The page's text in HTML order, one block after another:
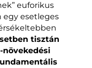
euforikus
egy esetleges
tisztán
növekedési